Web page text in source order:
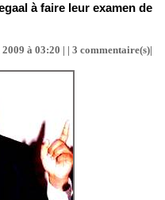
à faire leur examen de
à 03:20 | | 3 commentaire(s)|